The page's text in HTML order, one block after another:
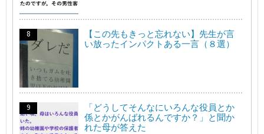
【この先もきっと忘れない】先生が言
い放ったインパクトある一言（８選）
「どうしてそんなにいろんな役員とか
係とかがんばれるんですか？」と聞か
れた母が答えた